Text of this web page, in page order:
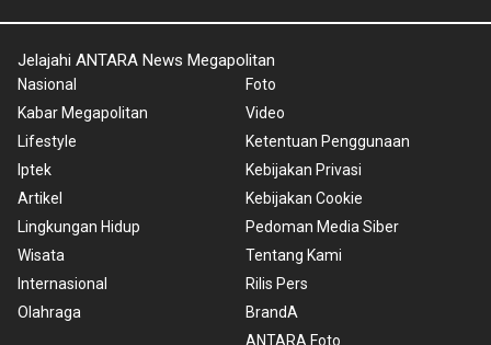
Jelajahi ANTARA News Megapolitan
Nasional
Kabar Megapolitan
Lifestyle
Iptek
Artikel
Lingkungan Hidup
Wisata
Internasional
Olahraga
Foto
Video
Ketentuan Penggunaan
Kebijakan Privasi
Kebijakan Cookie
Pedoman Media Siber
Tentang Kami
Rilis Pers
BrandA
ANTARA Foto